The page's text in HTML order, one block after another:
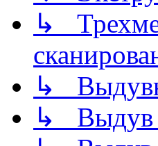
↳
↳
↳ Выдув